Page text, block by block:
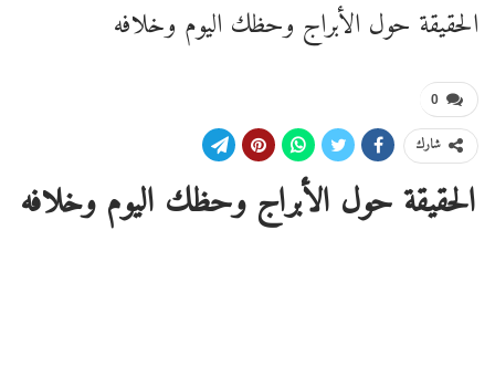
الحقيقة حول الأبراج وحظك اليوم وخلافه
0
شارك
الحقيقة حول الأبراج وحظك اليوم وخلافه